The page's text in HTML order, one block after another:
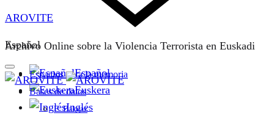
Español
Español
Euskera
Inglés
AROVITE
Archivo Online sobre la Violencia Terrorista en Euskadi
Espacios para la memoria
Bases de datos
F. Bakeaz